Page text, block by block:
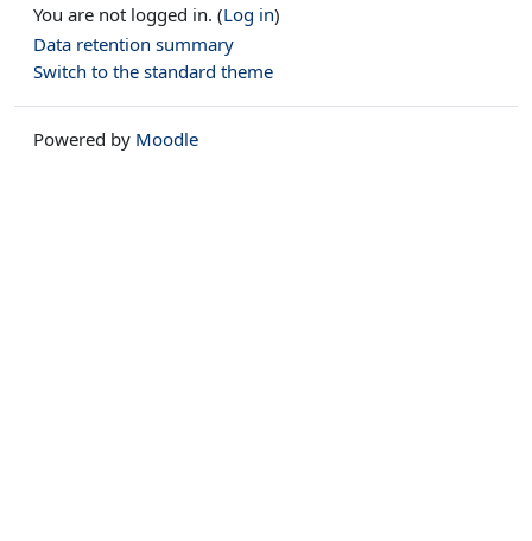
You are not logged in. (Log in)
Data retention summary
Switch to the standard theme
Powered by Moodle